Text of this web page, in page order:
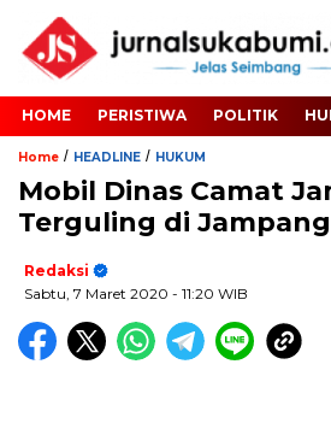
HOME PERISTIWA POLITIK
Home / HEADLINE / HUKUM
Mobil Dinas Camat
Terguling di
Redaksi
Sabtu, 7 Maret 2020 - 11:20 WIB